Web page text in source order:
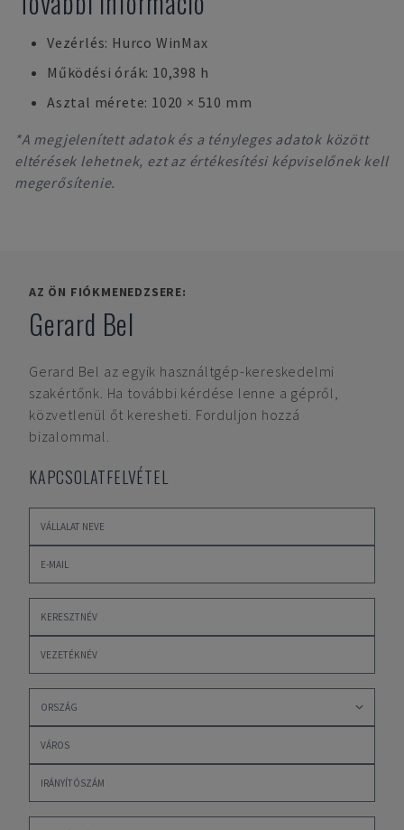
Vezérlés: Hurco WinMax
Működési órák: 10,398 h
Asztal mérete: 1020 × 510 mm
*A megjelenített adatok és a tényleges adatok között
eltérések lehetnek, ezt az értékesítési képviselőnek kell
megerősítenie.
AZ ÖN FIÓKMENEDZSERE:
Gerard Bel
Gerard Bel az egyik használtgép-kereskedelmi
szakértőnk. Ha további kérdése lenne a gépről,
közvetlenül őt keresheti. Forduljon hozzá
bizalommal.
KAPCSOLATFELVÉTEL